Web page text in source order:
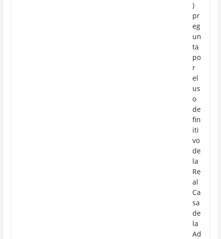
)
pr
eg
un
ta
po
r
el
us
o
de
fin
iti
vo
de
la
Re
al
Ca
sa
de
la
Ad